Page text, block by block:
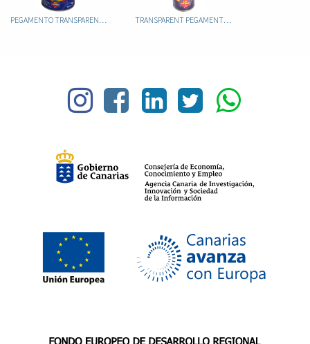
PEGAMENTO TRANSPARENT PRIMER EVA 500ML TRANSPARENT PEGAMENTO PLASTIK-PU